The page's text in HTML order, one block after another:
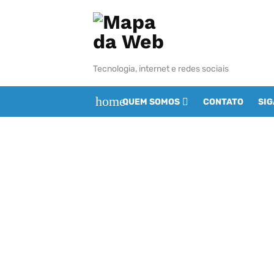
Tecnologia, internet e redes sociais
homeQUEM SOMOS CONTATO